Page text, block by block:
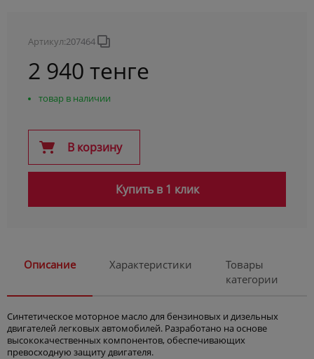
Артикул:207464
2 940 тенге
товар в наличии
В корзину
Купить в 1 клик
Описание Характеристики
Товары
категории
Синтетическое моторное масло для бензиновых и дизельных
двигателей легковых автомобилей. Разработано на основе
высококачественных компонентов, обеспечивающих
превосходную защиту двигателя.